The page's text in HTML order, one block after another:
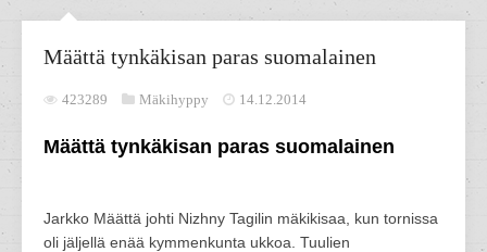
Määttä tynkäkisan paras suomalainen
423289 Mäkihyppy 14.12.2014
Määttä tynkäkisan paras suomalainen
Jarkko Määttä johti Nizhny Tagilin mäkikisaa, kun tornissa
oli jäljellä enää kymmenkunta ukkoa. Tuulien